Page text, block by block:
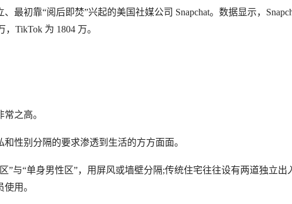
最初靠“阅后即焚”兴起的美国社媒公司 Snapchat。数据显示，
TikTok 为 1804 万。
之高。
性别分隔的要求渗透到生活的方方面面。
”与“单身男性区”，用屏风或墙壁分隔;传统住宅往往设有两道独立出
用。